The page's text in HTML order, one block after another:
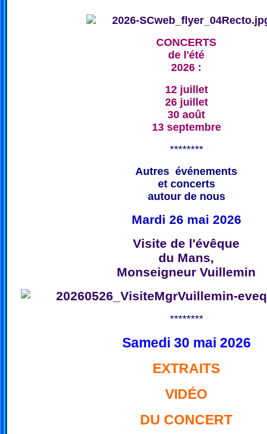
CONCERTS
de l'été
2026 :
12 juillet
26 juillet
30 août
13 septembre
********
Autres événements
et concerts
autour de nous
Mardi 26 mai 2026
Visite de l'évêque
du Mans,
Monseigneur Vuillemin
********
Samedi 30 mai 2026
EXTRAITS
VIDÉO
DU CONCERT